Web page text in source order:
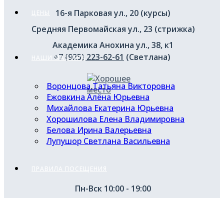
ЦЕНЫ
НАШИ МАСТЕРА
Воронцова Татьяна Викторовна
Ежовкина Алёна Юрьевна
Михайлова Екатерина Юрьевна
Хорошилова Елена Владимировна
Белова Ирина Валерьевна
Лупушор Светлана Васильевна
ПРАВИЛА ПОСЕЩЕНИЯ
16-я Парковая ул., 20 (курсы)
Средняя Первомайская ул., 23 (стрижка)
Академика Анохина ул., 38, к1
+7 (925) 223-62-61 (Светлана)
Пн-Вск 10:00 - 19:00